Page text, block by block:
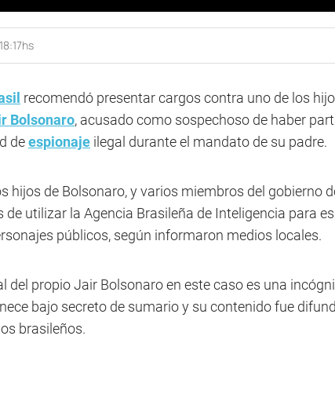
recomendó presentar cargos contra uno de los
Bolsonaro, acusado como sospechoso de haber
deespionaje ilegal durante el mandato de su padre.
hijos de Bolsonaro, y varios miembros del gobierno
de utilizar la Agencia Brasileña de Inteligencia para
públicos, según informaron medios locales.
del propio Jair Bolsonaro en este caso es una
bajo secreto de sumario y su contenido fue
brasileños.